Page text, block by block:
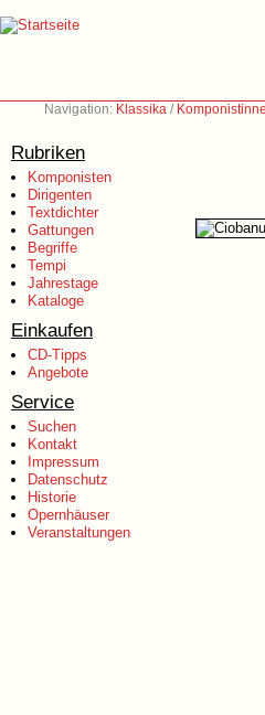
Navigation: Klassika /
Rubriken
Komponisten
Dirigenten
Textdichter
Gattungen
Begriffe
Tempi
Jahrestage
Kataloge
Einkaufen
CD-Tipps
Angebote
Service
Suchen
Kontakt
Impressum
Datenschutz
Historie
Opernhäuser
Veranstaltungen